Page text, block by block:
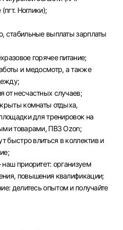
Ноглики);
стабильные выплаты зарплаты
горячее питание;
и медосмотр, а также
несчастных случаев;
комнаты отдыха,
для тренировок на
товарами, ПВЗ Ozon;
быстро влиться в коллектив и
приоритет: организуем
повышения квалификации;
делитесь опытом и получайте